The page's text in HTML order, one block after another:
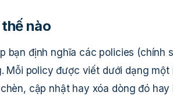
nào
bạn định nghĩa các policies (chính
Mỗi policy được viết dưới dạng
cập nhật hay xóa dòng đó